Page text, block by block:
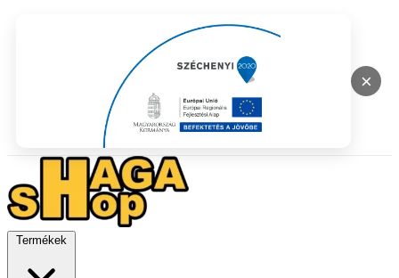
×
Termékek